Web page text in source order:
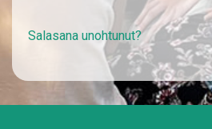
Salasana unohtunut?